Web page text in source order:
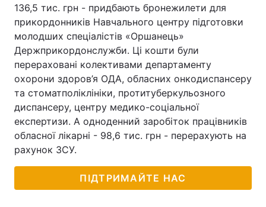
136,5 тис. грн - придбають бронежилети для
прикордонників Навчального центру підготовки
молодших спеціалістів «Оршанець»
Держприкордонслужби. Ці кошти були
перераховані колективами департаменту
охорони здоров’я ОДА, обласних онкодиспансеру
та стоматполіклініки, протитуберкульозного
диспансеру, центру медико-соціальної
експертизи. А одноденний заробіток працівників
обласної лікарні - 98,6 тис. грн - перерахують на
рахунок ЗСУ.
ПІДТРИМАЙТЕ НАС